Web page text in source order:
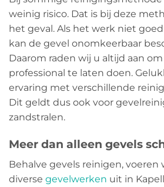
weinig risico. Dat is bij deze
het geval. Als het werk niet
kan de gevel onomkeerbaar
Daarom raden wij u altijd aan
professional te laten doen.
ervaring met verschillende
Dit geldt dus ook voor
zandstralen.
Meer dan alleen gevels
Behalve gevels reinigen, voeren
diverse gevelwerken uit in